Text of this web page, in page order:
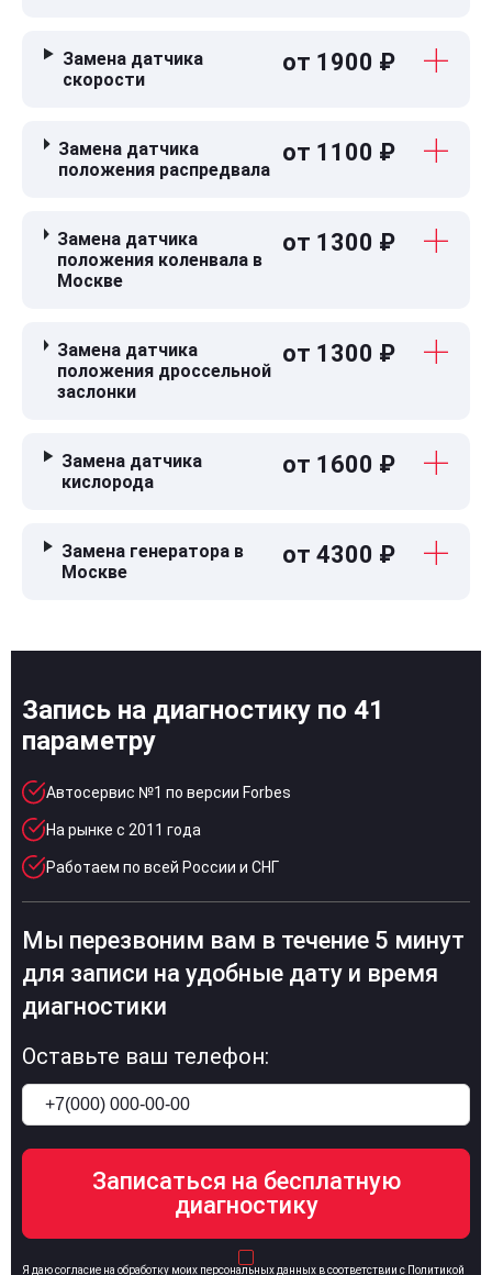
Замена датчика
скорости
от 1900 ₽
Замена датчика
положения распредвала
от 1100 ₽
Замена датчика
положения коленвала в
Москве
от 1300 ₽
Замена датчика
положения дроссельной
заслонки
от 1300 ₽
Замена датчика
кислорода
от 1600 ₽
Замена генератора в
Москве
от 4300 ₽
Запись на диагностику по 41
параметру
Автосервис №1 по версии Forbes
На рынке с 2011 года
Работаем по всей России и СНГ
Мы перезвоним вам в течение 5 минут
для записи на удобные дату и время
диагностики
Оставьте ваш телефон:
Я даю согласие на обработку моих персональных данных в соответствии с Политикой